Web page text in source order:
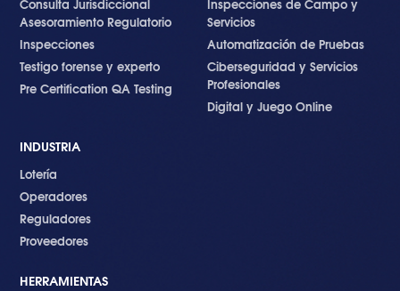
Consulta Jurisdiccional
Asesoramiento Regulatorio
Inspecciones
Testigo forense y experto
Pre Certification QA Testing
Inspecciones de Campo y
Servicios
Automatización de Pruebas
Ciberseguridad y Servicios
Profesionales
Digital y Juego Online
INDUSTRIA
Lotería
Operadores
Reguladores
Proveedores
HERRAMIENTAS